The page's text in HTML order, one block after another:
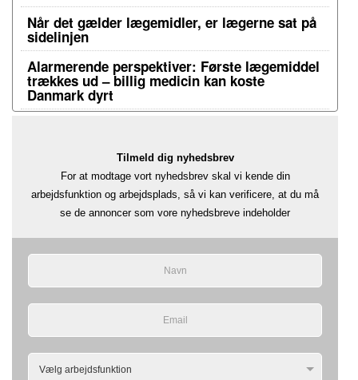
Når det gælder lægemidler, er lægerne sat på
sidelinjen
Alarmerende perspektiver: Første lægemiddel
trækkes ud – billig medicin kan koste
Danmark dyrt
Tilmeld dig nyhedsbrev
For at modtage vort nyhedsbrev skal vi kende din
arbejdsfunktion og arbejdsplads, så vi kan verificere, at du må
se de annoncer som vore nyhedsbreve indeholder